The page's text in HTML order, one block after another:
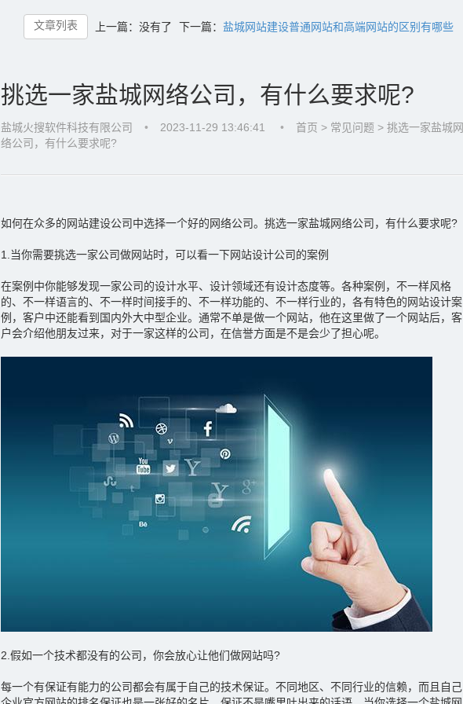
文章列表 上一篇：没有了 下一篇： 盐城网站建设普通网站和高端网站的区别有哪些
挑选一家盐城网络公司，有什么要求呢?
盐城火搜软件科技有限公司 • 2023-11-29 13:46:41 • 首页 > 常见问题 > 挑选一家盐城网
络公司，有什么要求呢?
如何在众多的网站建设公司中选择一个好的网络公司。挑选一家盐城网络公司，有什么要求呢?
1.当你需要挑选一家公司做网站时，可以看一下网站设计公司的案例
在案例中你能够发现一家公司的设计水平、设计领域还有设计态度等。各种案例，不一样风格
的、不一样语言的、不一样时间接手的、不一样功能的、不一样行业的，各有特色的网站设计案
例，客户中还能看到国内外大中型企业。通常不单是做一个网站，他在这里做了一个网站后，客
户会介绍他朋友过来，对于一家这样的公司，在信誉方面是不是会少了担心呢。
2.假如一个技术都没有的公司，你会放心让他们做网站吗?
每一个有保证有能力的公司都会有属于自己的技术保证。不同地区、不同行业的信赖，而且自己